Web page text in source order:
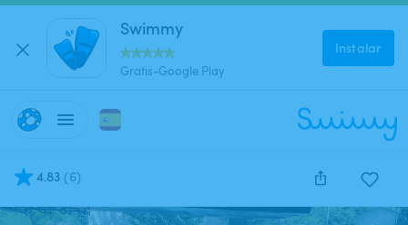
Swimmy
Gratis-Google Play
Instalar
4.83 (6)